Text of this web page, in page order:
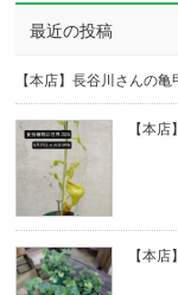
最近の投稿
【本店】長谷川さんの亀
【本
【本